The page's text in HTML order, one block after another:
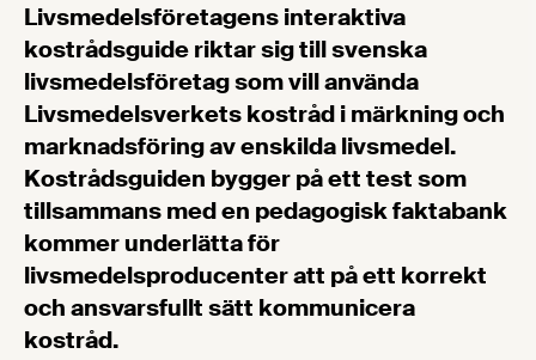
Livsmedelsföretagens interaktiva
kostrådsguide riktar sig till svenska
livsmedelsföretag som vill använda
Livsmedelsverkets kostråd i märkning och
marknadsföring av enskilda livsmedel.
Kostrådsguiden bygger på ett test som
tillsammans med en pedagogisk faktabank
kommer underlätta för
livsmedelsproducenter att på ett korrekt
och ansvarsfullt sätt kommunicera
kostråd.